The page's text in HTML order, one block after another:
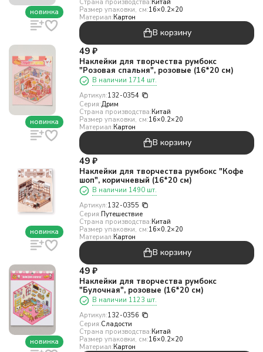
новинка
Страна производства:Китай
Размер упаковки, см:16×0.2×20
Материал:Картон
В корзину
новинка
49 ₽
Наклейки для творчества румбокс
"Розовая спальня", розовые (16*20 см)
В наличии 1714 шт.
Артикул:132-0354
Серия:Дрим
Страна производства:Китай
Размер упаковки, см:16×0.2×20
Материал:Картон
В корзину
новинка
49 ₽
Наклейки для творчества румбокс "Кофе
шоп", коричневый (16*20 см)
В наличии 1490 шт.
Артикул:132-0355
Серия:Путешествие
Страна производства:Китай
Размер упаковки, см:16×0.2×20
Материал:Картон
В корзину
новинка
49 ₽
Наклейки для творчества румбокс
"Булочная", розовые (16*20 см)
В наличии 1123 шт.
Артикул:132-0356
Серия:Сладости
Страна производства:Китай
Размер упаковки, см:16×0.2×20
Материал:Картон